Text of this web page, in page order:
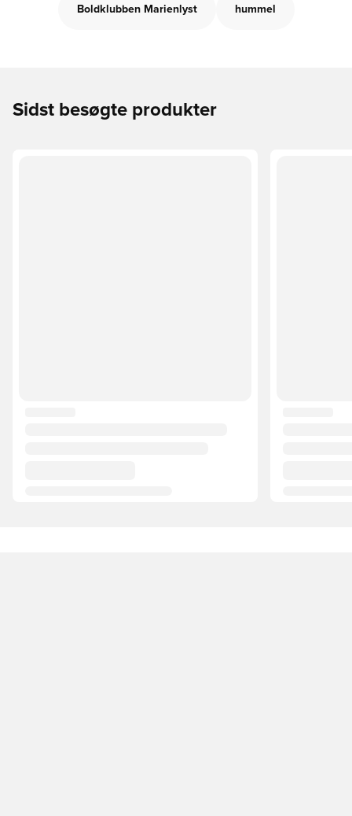
Boldklubben Marienlyst hummel
Sidst besøgte produkter